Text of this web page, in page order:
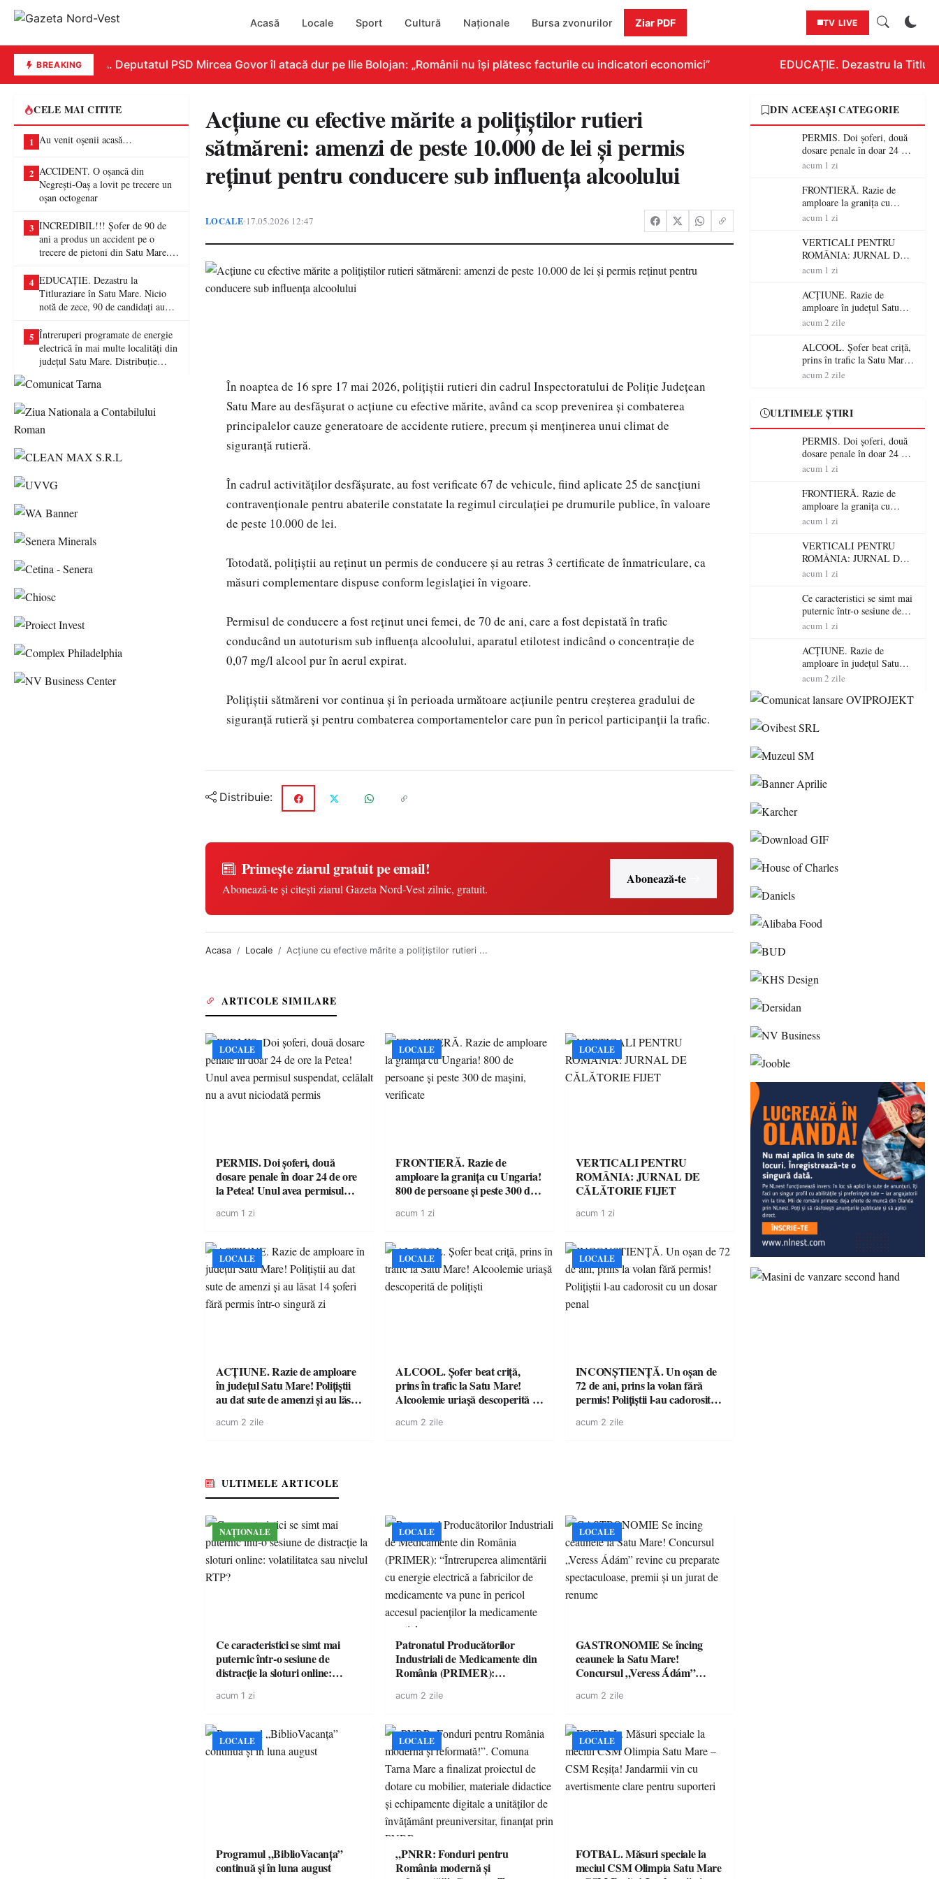
Acasă Locale Sport Cultură Naționale Bursa zvonurilor Ziar PDF TV LIVE
BREAKING
REPLICĂ. Deputatul PSD Mircea Govor îl atacă dur pe Ilie Bolojan: „Românii nu își plătesc facturile cu indicatori economici” EDUCAȚIE. Dezastru la
CELE MAI CITITE
1 Au venit oșenii acasă…
2 ACCIDENT. O oșancă din
Negrești-Oaș a lovit pe trecere un
oșan octogenar
3 INCREDIBIL!!! Șofer de 90 de
ani a produs un accident pe o
trecere de pietoni din Satu Mare. O
4 EDUCAȚIE. Dezastru la
Titluraziare în Satu Mare. Nicio
notă de zece, 90 de candidați au
5 Întreruperi programate de energie
electrică în mai multe localități din
județul Satu Mare. Distribuție
lucrări la rețea
Acțiune cu efective mărite a polițiștilor rutieri
sătmăreni: amenzi de peste 10.000 de lei și permis
reținut pentru conducere sub influența alcoolului
LOCALE•17.05.2026 12:47
În noaptea de 16 spre 17 mai 2026, polițiștii rutieri din cadrul Inspectoratului de Poliție Județean
Satu Mare au desfășurat o acțiune cu efective mărite, având ca scop prevenirea și combaterea
principalelor cauze generatoare de accidente rutiere, precum și menținerea unui climat de
siguranță rutieră.
În cadrul activităților desfășurate, au fost verificate 67 de vehicule, fiind aplicate 25 de sancțiuni
contravenționale pentru abaterile constatate la regimul circulației pe drumurile publice, în valoare
de peste 10.000 de lei.
Totodată, polițiștii au reținut un permis de conducere și au retras 3 certificate de înmatriculare, ca
măsuri complementare dispuse conform legislației în vigoare.
Permisul de conducere a fost reținut unei femei, de 70 de ani, care a fost depistată în trafic
conducând un autoturism sub influența alcoolului, aparatul etilotest indicând o concentrație de
0,07 mg/l alcool pur în aerul expirat.
Polițiștii sătmăreni vor continua și în perioada următoare acțiunile pentru creșterea gradului de
siguranță rutieră și pentru combaterea comportamentelor care pun în pericol participanții la trafic.
Distribuie:
Primește ziarul gratuit pe email!
Abonează-te și citești ziarul Gazeta Nord-Vest zilnic, gratuit.
Abonează-te
Acasa Locale Acțiune cu efective mărite a polițiștilor rutieri ...
ARTICOLE SIMILARE
LOCALE
PERMIS. Doi șoferi, două
dosare penale în doar 24 de ore
la Petea! Unul avea permisul
niciodată permis
acum 1 zi
LOCALE
FRONTIERĂ. Razie de
amploare la granița cu Ungaria!
800 de persoane și peste 300 de
acum 1 zi
LOCALE
VERTICALI PENTRU
ROMÂNIA: JURNAL DE
CĂLĂTORIE FIJET
acum 1 zi
LOCALE
ACȚIUNE. Razie de amploare
în județul Satu Mare! Polițiștii
au dat sute de amenzi și au lăsat
singură zi
acum 2 zile
LOCALE
ALCOOL. Șofer beat criță,
prins în trafic la Satu Mare!
Alcoolemie uriașă descoperită de
acum 2 zile
LOCALE
INCONȘTIENȚĂ. Un oșan de
72 de ani, prins la volan fără
permis! Polițiștii l-au cadorosit
acum 2 zile
ULTIMELE ARTICOLE
NAȚIONALE
Ce caracteristici se simt mai
puternic într-o sesiune de
distracție la sloturi online:
acum 1 zi
LOCALE
Patronatul Producătorilor
Industriali de Medicamente din
România (PRIMER):
energie electrică a fabricilor de
accesul pacienților la
medicamente esențiale
acum 2 zile
LOCALE
GASTRONOMIE Se încing
ceaunele la Satu Mare!
Concursul „Veress Ádám”
spectaculoase, premii și un jurat
acum 2 zile
LOCALE
Programul „BiblioVacanța”
continuă și în luna august
LOCALE
„PNRR: Fonduri pentru
România modernă și
LOCALE
FOTBAL. Măsuri speciale la
meciul CSM Olimpia Satu Mare
DIN ACEEAȘI CATEGORIE
PERMIS. Doi șoferi, două
dosare penale în doar 24 de
ore la Petea! Unul avea
nu a avut niciodată permis
acum 1 zi
FRONTIERĂ. Razie de
amploare la granița cu
Ungaria! 800 de persoane și
verificate
acum 1 zi
VERTICALI PENTRU
ROMÂNIA: JURNAL DE
CĂLĂTORIE FIJET
acum 1 zi
ACȚIUNE. Razie de
amploare în județul Satu
Mare! Polițiștii au dat sute
șoferi fără permis într-o
singură zi
acum 2 zile
ALCOOL. Șofer beat criță,
prins în trafic la Satu Mare!
Alcoolemie uriașă
acum 2 zile
ULTIMELE ȘTIRI
PERMIS. Doi șoferi, două
dosare penale în doar 24 de
ore la Petea! Unul avea
nu a avut niciodată permis
acum 1 zi
FRONTIERĂ. Razie de
amploare la granița cu
Ungaria! 800 de persoane și
verificate
acum 1 zi
VERTICALI PENTRU
ROMÂNIA: JURNAL DE
CĂLĂTORIE FIJET
acum 1 zi
Ce caracteristici se simt mai
puternic într-o sesiune de
distracție la sloturi online:
RTP?
acum 1 zi
ACȚIUNE. Razie de
amploare în județul Satu
Mare! Polițiștii au dat sute
șoferi fără permis într-o
acum 2 zile